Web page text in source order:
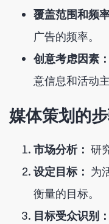
覆盖范围和频率
广告的频率。
创意考虑因素：
意信息和活动主
媒体策划的
市场分析： 研
设定目标： 为
衡量的目标。
目标受众识别：